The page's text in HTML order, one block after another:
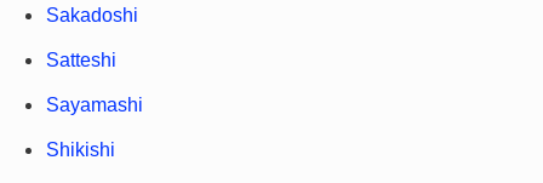
Sakadoshi
Satteshi
Sayamashi
Shikishi